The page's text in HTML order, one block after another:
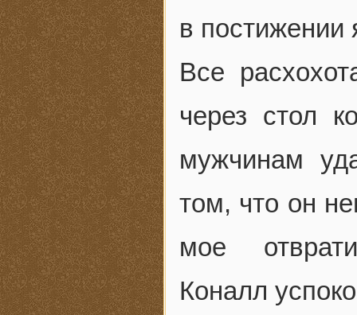
в постижении
Все
через стол
мужчинам
том, что он
мое
Коналл